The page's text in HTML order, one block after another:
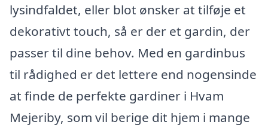
lysindfaldet, eller blot ønsker at tilføje et
dekorativt touch, så er der et gardin, der
passer til dine behov. Med en gardinbus
til rådighed er det lettere end nogensinde
at finde de perfekte gardiner i Hvam
Mejeriby, som vil berige dit hjem i mange